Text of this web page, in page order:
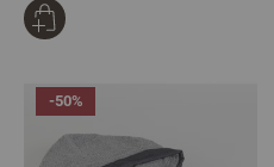
-50%